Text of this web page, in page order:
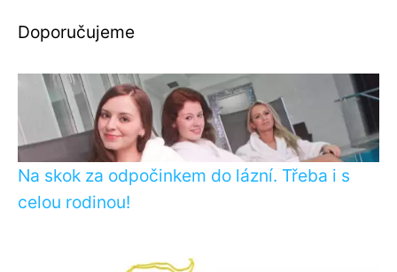
Doporučujeme
Na skok za odpočinkem do lázní. Třeba i s
celou rodinou!